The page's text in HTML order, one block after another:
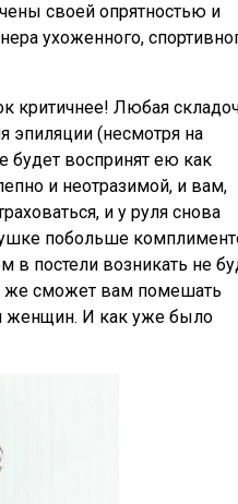
своей опрятностью и
ухоженного,
критичнее! Любая
эпиляции (несмотря на
будет воспринят ею как
и неотразимой, и вам,
и у руля снова
побольше
в постели возникать не
же сможет вам помешать
женщин. И как уже было